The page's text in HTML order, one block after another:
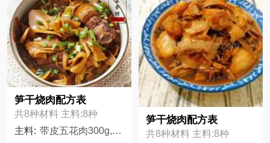
笋干烧肉配方表
共8种材料 主料:8种
主料: 带皮五花肉300g,葱适量,老酒适量,白糖1勺,生抽适量,姜适量,盐适量,老抽适量
笋干烧肉配方表
共8种材料 主料:8种